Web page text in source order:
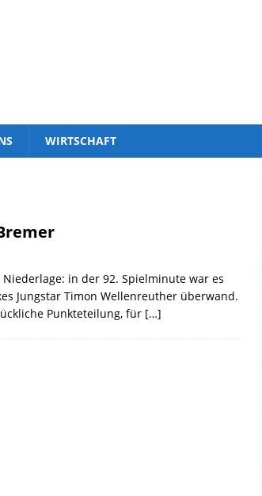
WIRTSCHAFT
in der 92. Spielminute war es
Jungstar Timon Wellenreuther überwand.
Punkteteilung, für […]